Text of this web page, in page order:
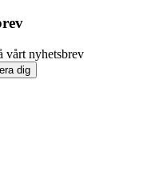
vårt nyhetsbrev
dig